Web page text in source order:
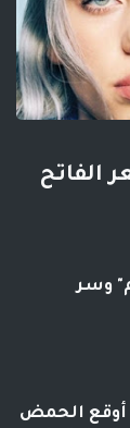
الفاتح
وسر
كيف أوقع الحمض